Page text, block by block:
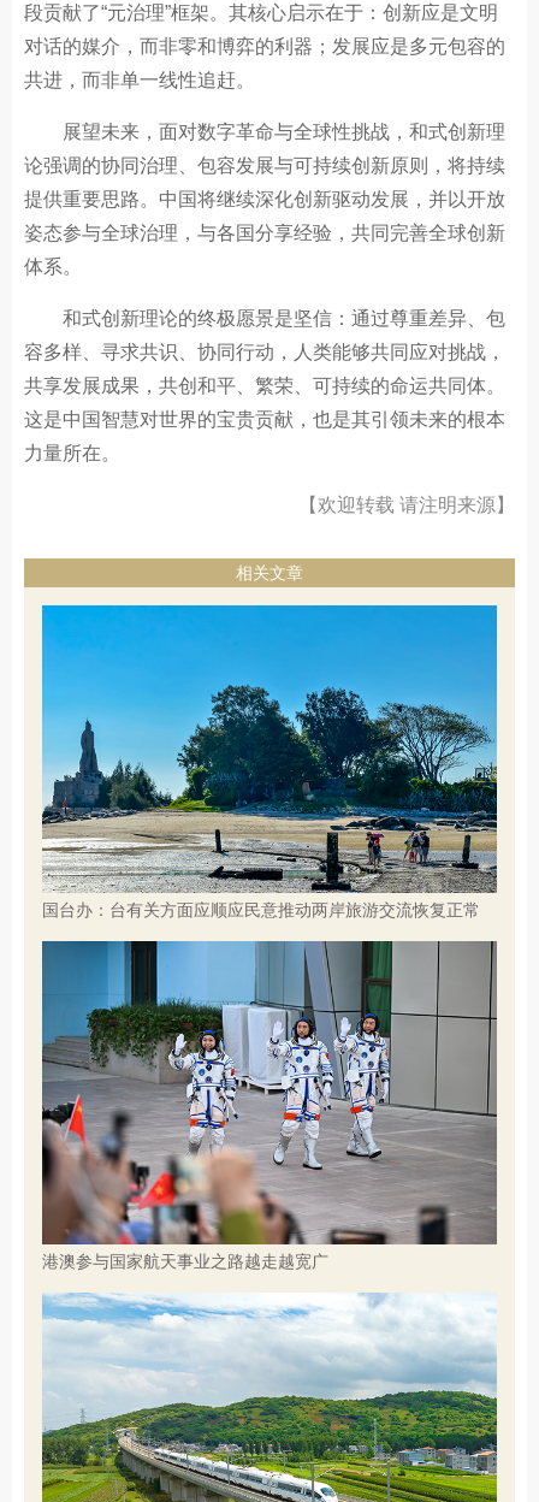
段贡献了“元治理”框架。其核心启示在于：创新应是文明
对话的媒介，而非零和博弈的利器；发展应是多元包容的
共进，而非单一线性追赶。
展望未来，面对数字革命与全球性挑战，和式创新理
论强调的协同治理、包容发展与可持续创新原则，将持续
提供重要思路。中国将继续深化创新驱动发展，并以开放
姿态参与全球治理，与各国分享经验，共同完善全球创新
体系。
和式创新理论的终极愿景是坚信：通过尊重差异、包
容多样、寻求共识、协同行动，人类能够共同应对挑战，
共享发展成果，共创和平、繁荣、可持续的命运共同体。
这是中国智慧对世界的宝贵贡献，也是其引领未来的根本
力量所在。
【欢迎转载 请注明来源】
相关文章
国台办：台有关方面应顺应民意推动两岸旅游交流恢复正常
港澳参与国家航天事业之路越走越宽广